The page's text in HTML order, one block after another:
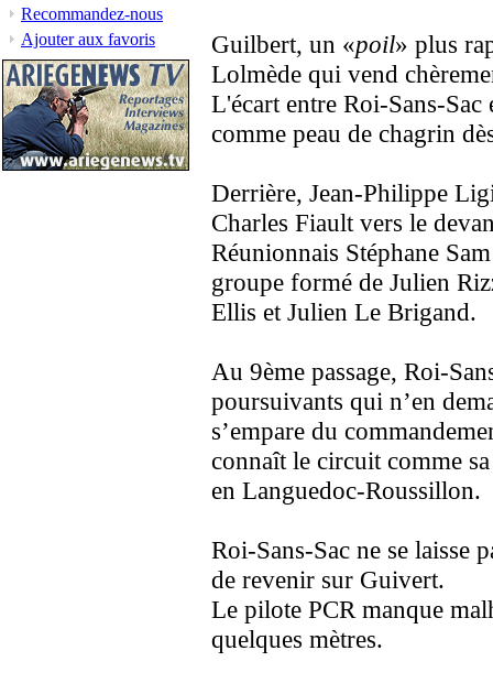
Recommandez-nous
Ajouter aux favoris
Guilbert, un «poil» plus
Lolmède qui vend
L'écart entre Roi-Sans-
comme peau de chagrin
Derrière, Jean-Philippe
Charles Fiault vers le
Réunionnais Stéphane
groupe formé de Julien
Ellis et Julien Le Brigand.
Au 9ème passage, Roi-
poursuivants qui n’en
s’empare du
connaît le circuit comme
en Languedoc-Roussillon.
Roi-Sans-Sac ne se laisse
de revenir sur Guivert.
Le pilote PCR manque
quelques mètres.